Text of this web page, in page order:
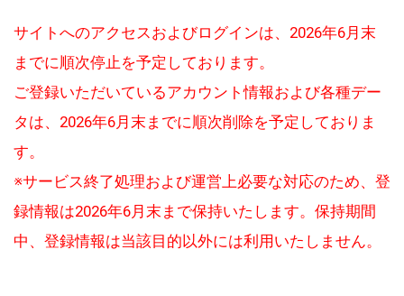
サイトへのアクセスおよびログインは、2026年6月末
までに順次停止を予定しております。
ご登録いただいているアカウント情報および各種デー
タは、2026年6月末までに順次削除を予定しておりま
す。
※サービス終了処理および運営上必要な対応のため、登
録情報は2026年6月末まで保持いたします。保持期間
中、登録情報は当該目的以外には利用いたしません。